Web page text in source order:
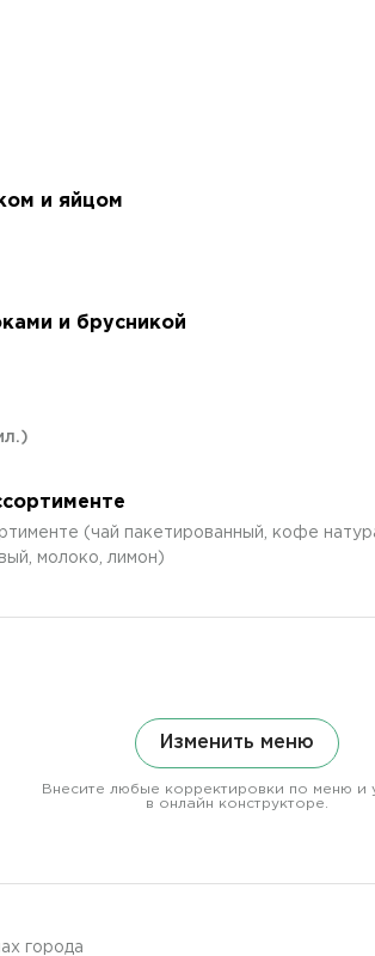
и яйцом
и брусникой
(чай пакетированный, кофе
молоко, лимон)
Изменить меню
Внесите любые корректировки по меню и
в онлайн конструкторе.
города